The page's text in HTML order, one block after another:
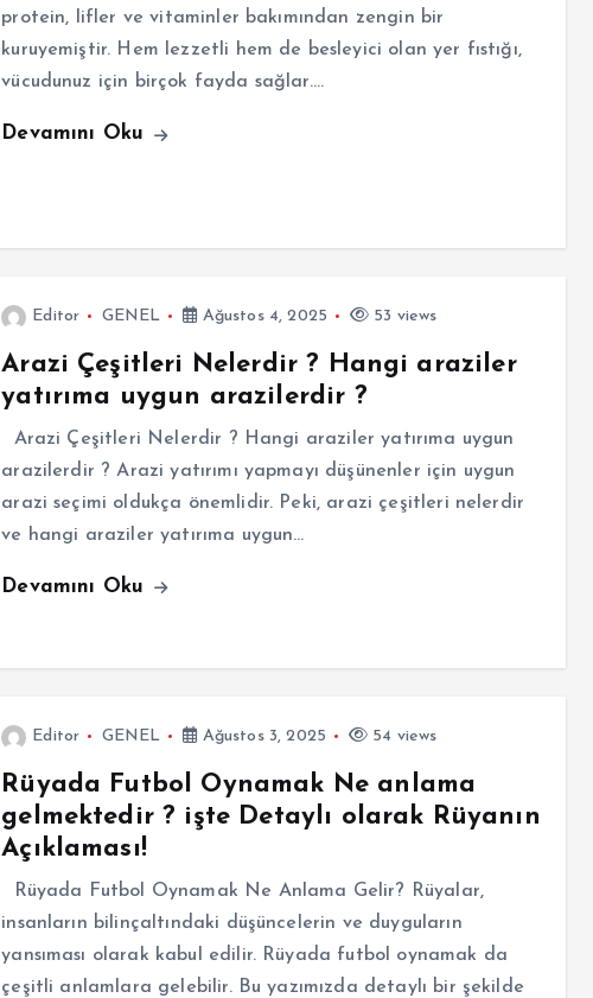
protein, lifler ve vitaminler bakımından zengin bir
kuruyemiştir. Hem lezzetli hem de besleyici olan yer fıstığı,
vücudunuz için birçok fayda sağlar.…
Devamını Oku
Editor GENEL Ağustos 4, 2025 53 views
Arazi Çeşitleri Nelerdir ? Hangi araziler
yatırıma uygun arazilerdir ?
Arazi Çeşitleri Nelerdir ? Hangi araziler yatırıma uygun
arazilerdir ? Arazi yatırımı yapmayı düşünenler için uygun
arazi seçimi oldukça önemlidir. Peki, arazi çeşitleri nelerdir
ve hangi araziler yatırıma uygun…
Devamını Oku
Editor GENEL Ağustos 3, 2025 54 views
Rüyada Futbol Oynamak Ne anlama
gelmektedir ? işte Detaylı olarak Rüyanın
Açıklaması!
Rüyada Futbol Oynamak Ne Anlama Gelir? Rüyalar,
insanların bilinçaltındaki düşüncelerin ve duyguların
yansıması olarak kabul edilir. Rüyada futbol oynamak da
çeşitli anlamlara gelebilir. Bu yazımızda detaylı bir şekilde